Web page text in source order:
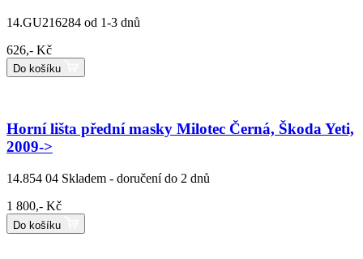
14.GU216284 od 1-3 dnů
626,- Kč
Do košíku
Horní lišta přední masky Milotec Černá, Škoda Yeti,
2009->
14.854 04 Skladem - doručení do 2 dnů
1 800,- Kč
Do košíku